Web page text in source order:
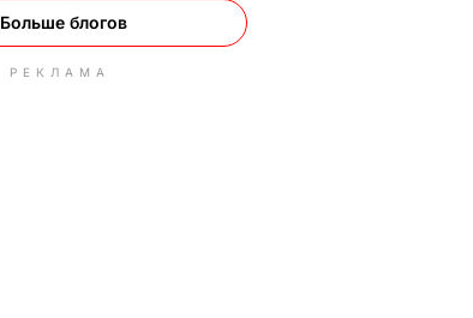
Больше блогов
РЕКЛАМА